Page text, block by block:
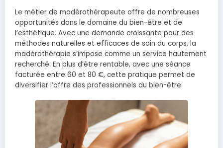
Le métier de madérothérapeute offre de nombreuses
opportunités dans le domaine du bien-être et de
l’esthétique. Avec une demande croissante pour des
méthodes naturelles et efficaces de soin du corps, la
madérothérapie s’impose comme un service hautement
recherché. En plus d’être rentable, avec une séance
facturée entre 60 et 80 €, cette pratique permet de
diversifier l’offre des professionnels du bien-être.